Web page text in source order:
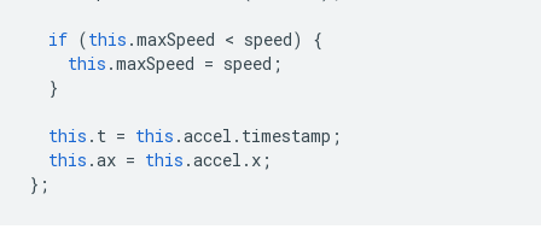
if (this .maxSpeed < speed)
{
this .maxSpeed = speed ;
}
this . t = this .accel . timestamp ;
this .ax = this .accel . x ;
};